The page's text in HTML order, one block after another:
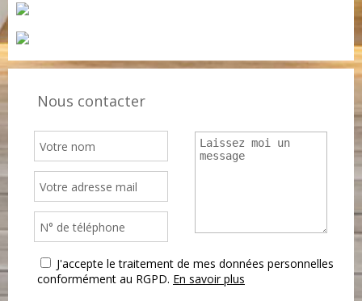
Nous contacter
J'accepte le traitement de mes données personnelles
conformément au RGPD. En savoir plus